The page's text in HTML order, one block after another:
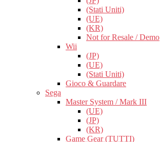
(Stati Uniti)
(UE)
(KR)
Not for Resale / Demo
Wii
(JP)
(UE)
(Stati Uniti)
Gioco & Guardare
Sega
Master System / Mark III
(UE)
(JP)
(KR)
Game Gear (TUTTI)